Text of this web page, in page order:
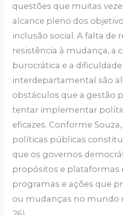
questões que muitas
alcance pleno dos
inclusão social. A falta de
resistência à mudança, a
burocrática e a
interdepartamental são
obstáculos que a gestão
tentar implementar
eficazes. Conforme
políticas públicas
que os governos
propósitos e plataformas
programas e ações que
ou mudanças no mundo